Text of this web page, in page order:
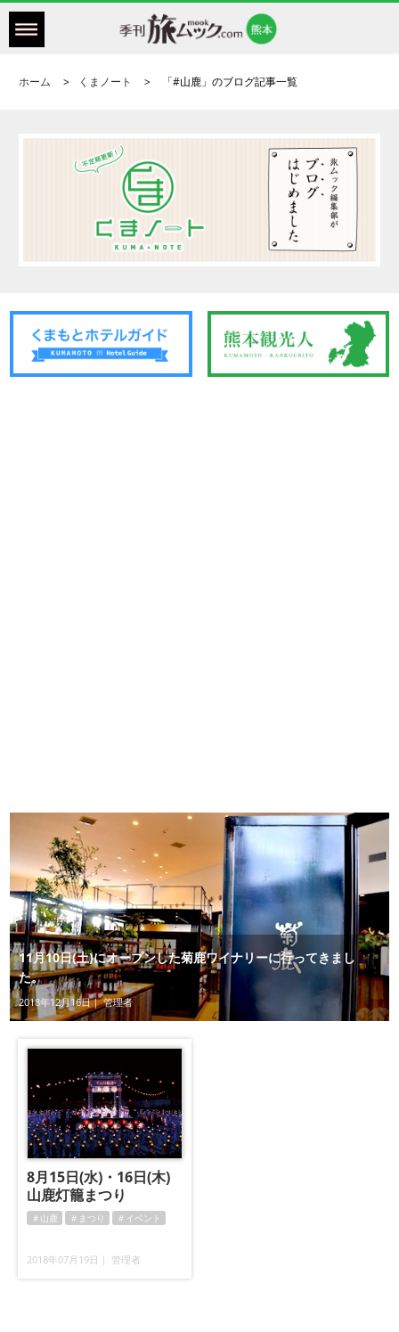
ホーム くまノート 「#山鹿」のブログ記事一覧
11月10日(土)にオープンした菊鹿ワイナリーに行ってきまし
た。
2018年12月16日｜ 管理者
8月15日(水)・16日(木)
山鹿灯籠まつり
＃山鹿 ＃まつり ＃イベント
2018年07月19日｜ 管理者